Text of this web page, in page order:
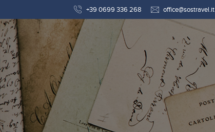
+39 0699 336 268 office@sostravel.it